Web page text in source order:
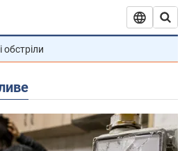
обстріли